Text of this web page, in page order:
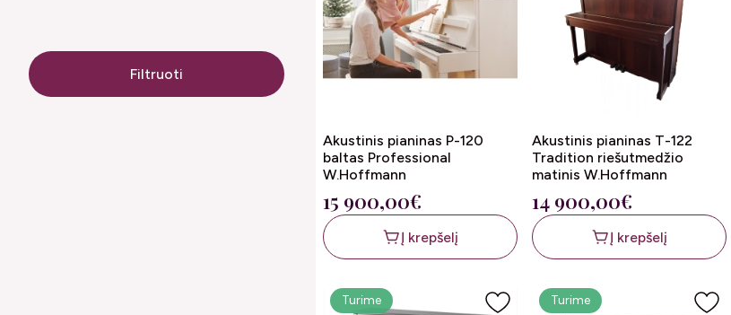
Filtruoti
Akustinis pianinas P-120
baltas Professional
W.Hoffmann
15 900,00€
Į krepšelį
Akustinis pianinas T-122
Tradition riešutmedžio
matinis W.Hoffmann
14 900,00€
Į krepšelį
Turime Turime